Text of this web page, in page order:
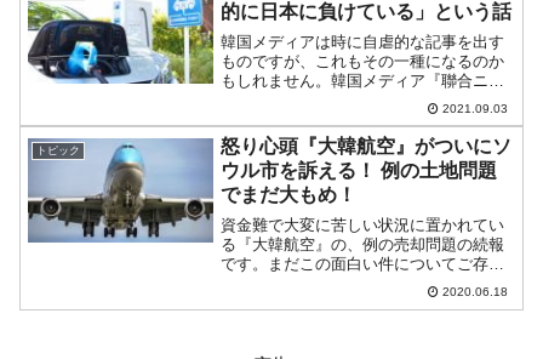
的に日本に負けている」という話
韓国メディアは時に自虐的な記事を出す
ものですが、これもその一種になるのか
もしれません。韓国メディア『聯合ニュ
ース』に「電気自動車市場で押される日
本の企業は、技術では美よりも上回って
いる」という記事が出ました。ネタ元
は、日本メディア『日本経済...
2021.09.03
トピック
怒り心頭『大韓航空』がついにソ
ウル市を訴える！ 例の土地問題
でまだ大もめ！
資金難で大変に苦しい状況に置かれてい
る『大韓航空』の、例の売却問題の続報
です。まだこの面白い件についてご存じ
のない方は先に以下の「これまでのあら
すじ」をお読みください。「土地の競争
2020.06.18